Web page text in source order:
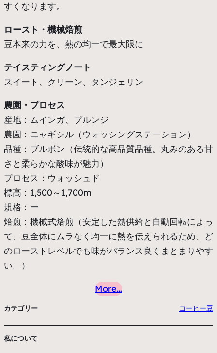
すくなります。
ロースト・機械焙煎
豆本来の力を、熱の均一で最大限に
テイスティングノート
スイート、クリーン、タンジェリン
農園・プロセス
産地：ムインガ、ブルンジ
農園：ニャギシル（ウォッシングステーション）
品種：ブルボン（伝統的な高品質品種。丸みのある甘
さと柔らかな酸味が魅力）
プロセス：ウォッシュド
標高：1,500～1,700m
規格：ー
焙煎：機械式焙煎（安定した熱供給と自動回転によっ
て、豆全体にムラなく均一に熱を伝えられるため、ど
のローストレベルでも味がバランス良くまとまりやす
い。）
More…
カテゴリー コーヒー豆
私について